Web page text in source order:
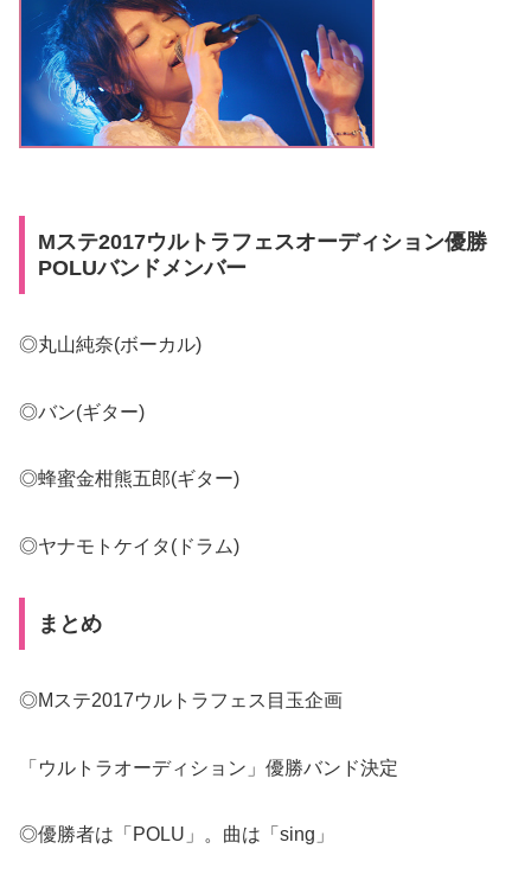
Mステ2017ウルトラフェスオーディション優勝
POLUバンドメンバー
◎丸山純奈(ボーカル)
◎バン(ギター)
◎蜂蜜金柑熊五郎(ギター)
◎ヤナモトケイタ(ドラム)
まとめ
◎Mステ2017ウルトラフェス目玉企画
「ウルトラオーディション」優勝バンド決定
◎優勝者は「POLU」。曲は「sing」